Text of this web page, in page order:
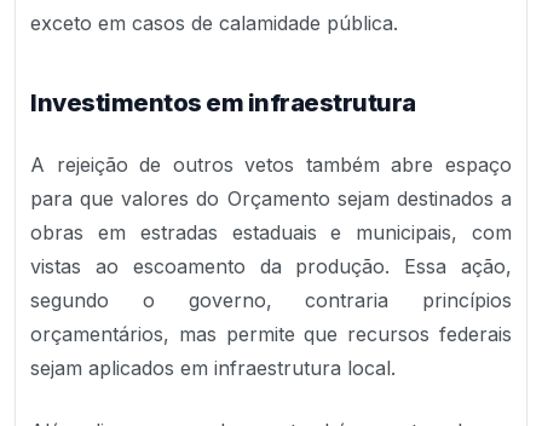
exceto em casos de calamidade pública.
Investimentos em infraestrutura
A rejeição de outros vetos também abre espaço
para que valores do Orçamento sejam destinados a
obras em estradas estaduais e municipais, com
vistas ao escoamento da produção. Essa ação,
segundo o governo, contraria princípios
orçamentários, mas permite que recursos federais
sejam aplicados em infraestrutura local.